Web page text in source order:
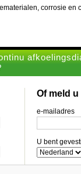
corrosie en
Of meld
e-mailadres
U bent